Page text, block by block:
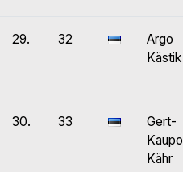
29. 32
Argo
Kästik
30. 33
Gert-
Kaupo
Kähr